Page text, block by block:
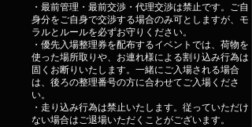
・最前管理・最前交渉・代理交渉は禁止です。ご自
身分をご自身で交渉する場合のみ可としますが、モ
ラルとルールを必ずお守りください。
・優先入場整理券を配布するイベントでは、荷物を
使った場所取りや、お連れ様による割り込み行為は
固くお断りいたします。一緒にご入場される場合
は、後ろの整理番号の方に合わせてご入場くださ
い。
・走り込み行為は禁止いたします。従っていただけ
ない場合はご退場いただくことがございます。